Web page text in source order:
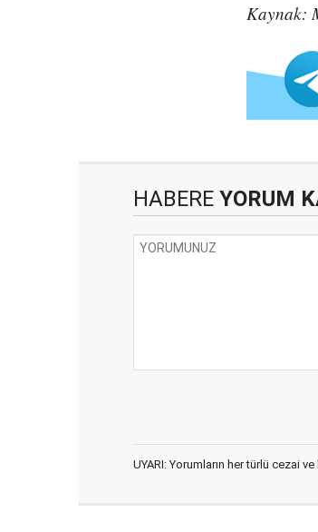
Kaynak:
HABERE YORUM
UYARI: Yorumların her türlü cezai